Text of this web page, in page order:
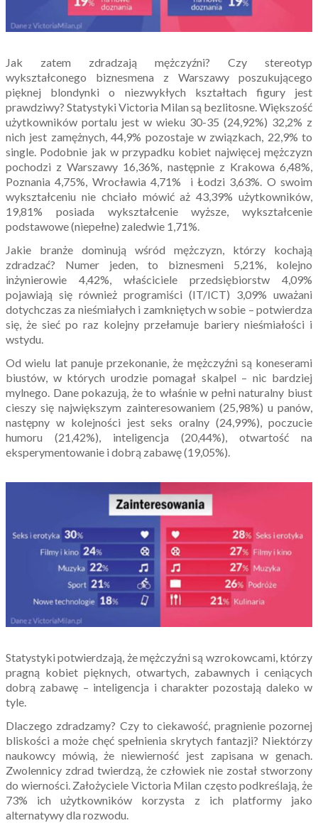
Jak zatem zdradzają mężczyźni? Czy stereotyp
wykształconego biznesmena z Warszawy poszukującego
pięknej blondynki o niezwykłych kształtach figury jest
prawdziwy? Statystyki Victoria Milan są bezlitosne. Większość
użytkowników portalu jest w wieku 30-35 (24,92%) 32,2% z
nich jest zamężnych, 44,9% pozostaje w związkach, 22,9% to
single. Podobnie jak w przypadku kobiet najwięcej mężczyzn
pochodzi z Warszawy 16,36%, następnie z Krakowa 6,48%,
Poznania 4,75%, Wrocławia 4,71% i Łodzi 3,63%. O swoim
wykształceniu nie chciało mówić aż 43,39% użytkowników,
19,81% posiada wykształcenie wyższe, wykształcenie
podstawowe (niepełne) zaledwie 1,71%.
Jakie branże dominują wśród mężczyzn, którzy kochają
zdradzać? Numer jeden, to biznesmeni 5,21%, kolejno
inżynierowie 4,42%, właściciele przedsiębiorstw 4,09%
pojawiają się również programiści (IT/ICT) 3,09% uważani
dotychczas za nieśmiałych i zamkniętych w sobie – potwierdza
się, że sieć po raz kolejny przełamuje bariery nieśmiałości i
wstydu.
Od wielu lat panuje przekonanie, że mężczyźni są koneserami
biustów, w których urodzie pomagał skalpel – nic bardziej
mylnego. Dane pokazują, że to właśnie w pełni naturalny biust
cieszy się największym zainteresowaniem (25,98%) u panów,
następny w kolejności jest seks oralny (24,99%), poczucie
humoru (21,42%), inteligencja (20,44%), otwartość na
eksperymentowanie i dobrą zabawę (19,05%).
Statystyki potwierdzają, że mężczyźni są wzrokowcami, którzy
pragną kobiet pięknych, otwartych, zabawnych i ceniących
dobrą zabawę – inteligencja i charakter pozostają daleko w
tyle.
Dlaczego zdradzamy? Czy to ciekawość, pragnienie pozornej
bliskości a może chęć spełnienia skrytych fantazji? Niektórzy
naukowcy mówią, że niewierność jest zapisana w genach.
Zwolennicy zdrad twierdzą, że człowiek nie został stworzony
do wierności. Założyciele Victoria Milan często podkreślają, że
73% ich użytkowników korzysta z ich platformy jako
alternatywy dla rozwodu.